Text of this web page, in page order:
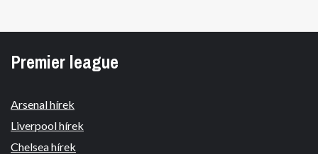
Premier league
Arsenal hírek
Liverpool hírek
Chelsea hírek